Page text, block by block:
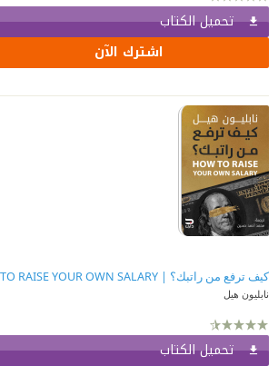
تحميل الكتاب
اشترك الآن
نابليون هيل
تحميل الكتاب